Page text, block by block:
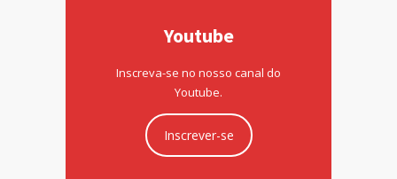
Youtube
Inscreva-se no nosso canal do
Youtube.
Inscrever-se